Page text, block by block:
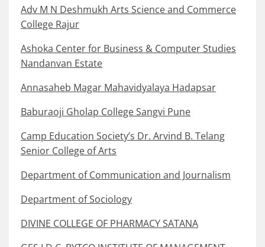
Adv M N Deshmukh Arts Science and Commerce
College Rajur
Ashoka Center for Business & Computer Studies
Nandanvan Estate
Annasaheb Magar Mahavidyalaya Hadapsar
Baburaoji Gholap College Sangvi Pune
Camp Education Society’s Dr. Arvind B. Telang
Senior College of Arts
Department of Communication and Journalism
Department of Sociology
DIVINE COLLEGE OF PHARMACY SATANA